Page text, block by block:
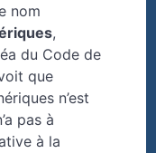
nom
,
du Code de
que
n’est
pas à
à la